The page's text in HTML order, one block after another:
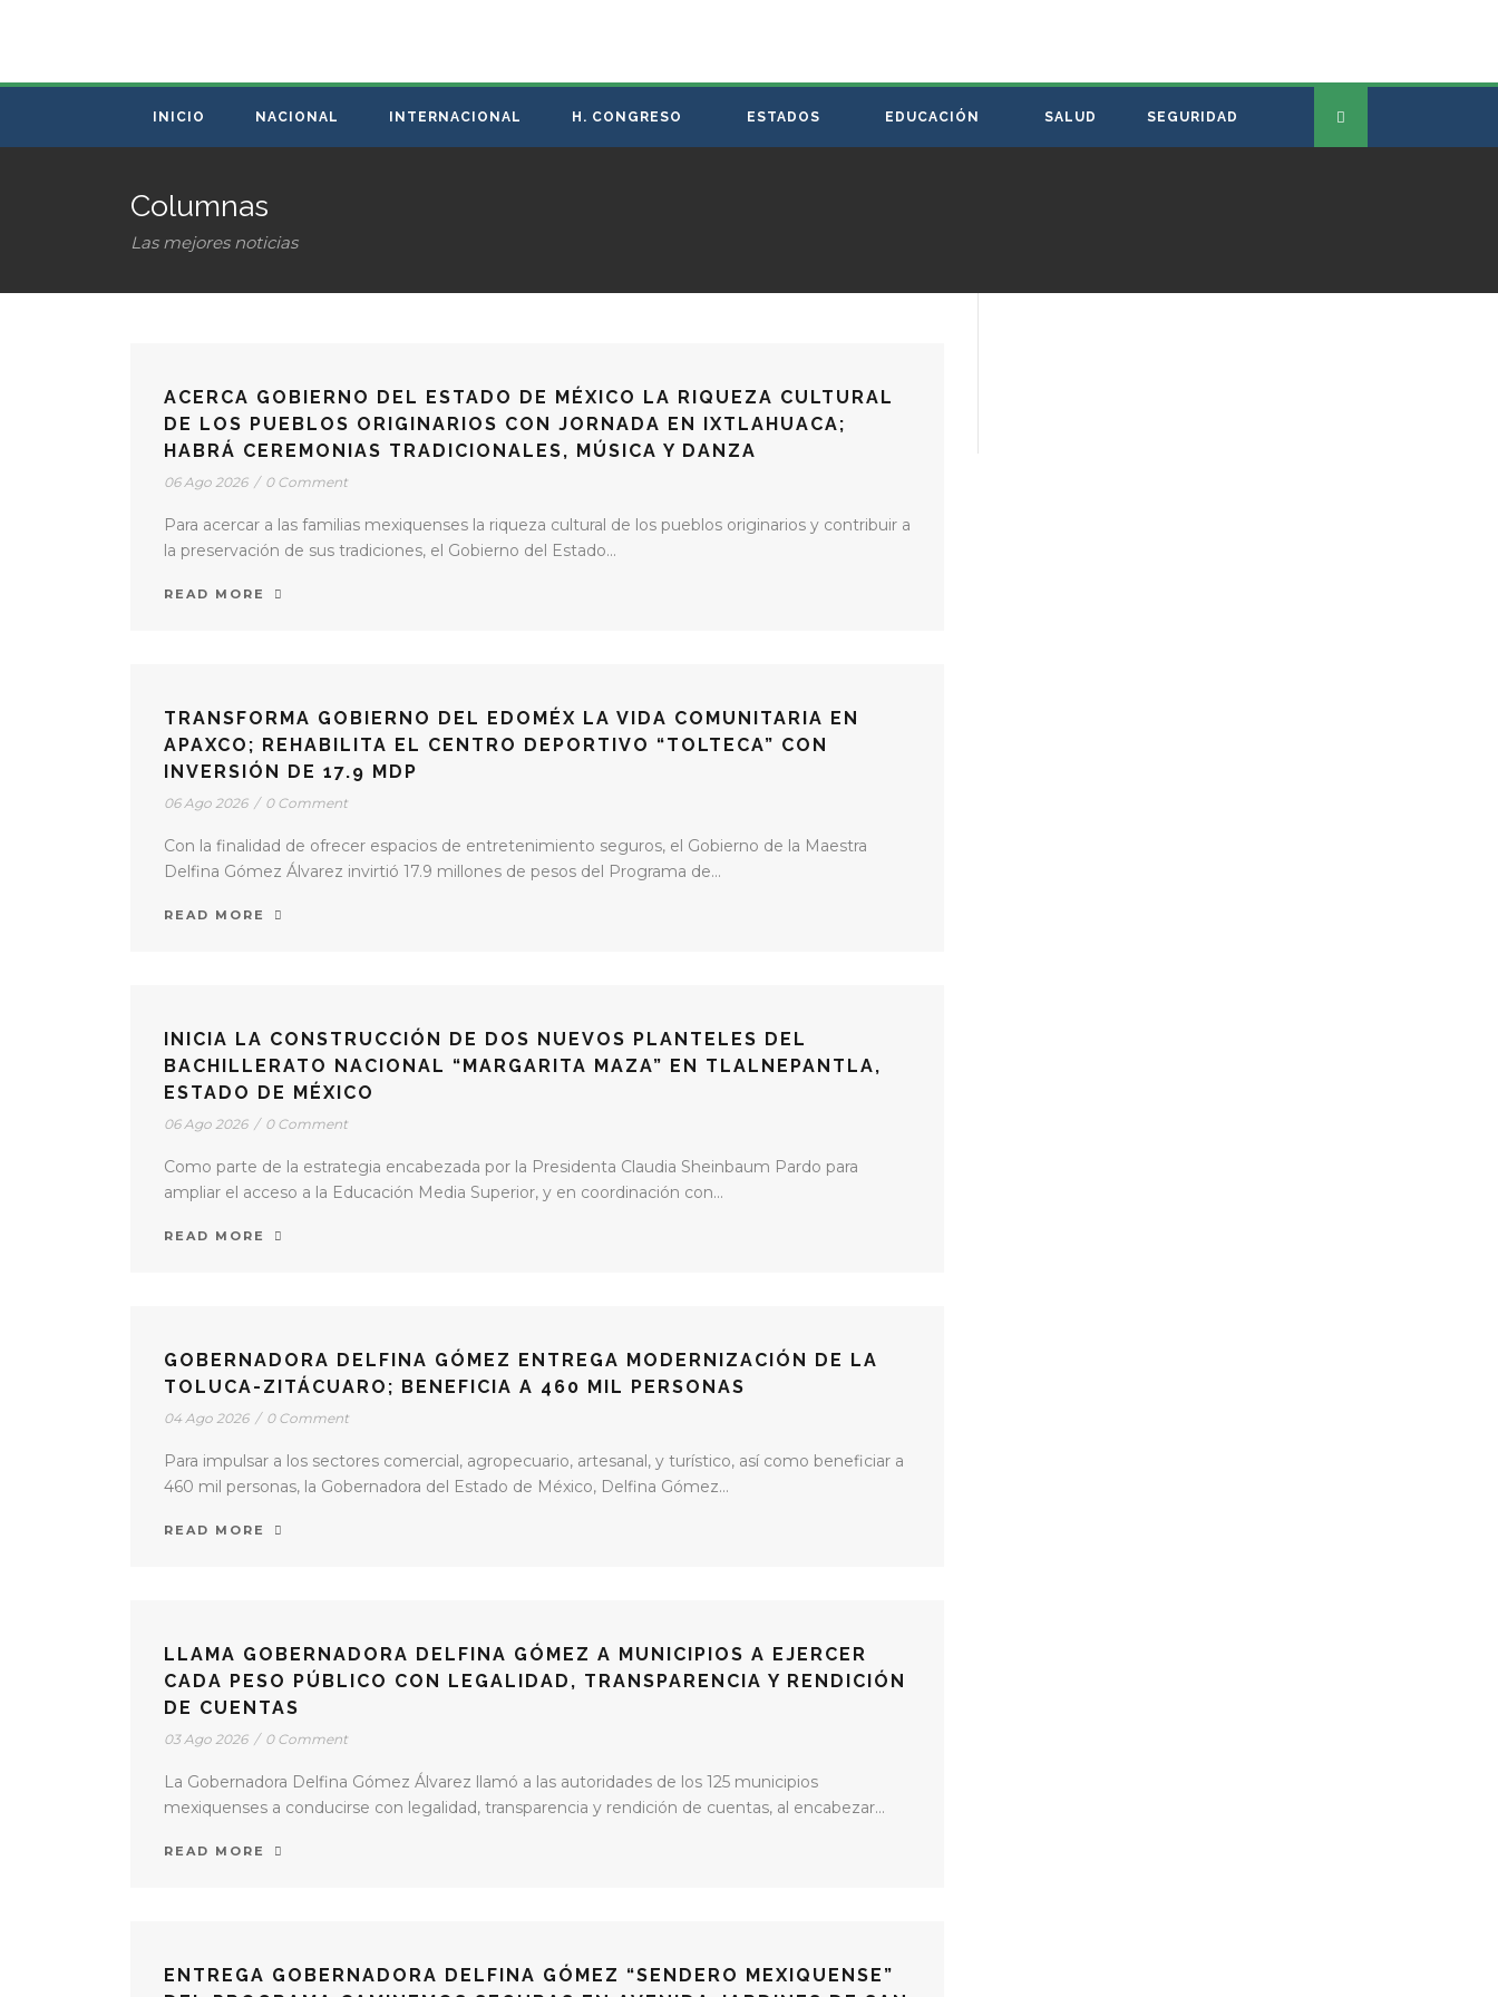
INICIO NACIONAL INTERNACIONAL H. CONGRESO ESTADOS EDUCACIÓN SALUD SEGURIDAD
Columnas
Las mejores noticias
ACERCA GOBIERNO DEL ESTADO DE MÉXICO LA RIQUEZA CULTURAL
DE LOS PUEBLOS ORIGINARIOS CON JORNADA EN IXTLAHUACA;
HABRÁ CEREMONIAS TRADICIONALES, MÚSICA Y DANZA
06 Ago 2026 / 0 Comment
Para acercar a las familias mexiquenses la riqueza cultural de los pueblos originarios y contribuir a
la preservación de sus tradiciones, el Gobierno del Estado...
READ MORE
TRANSFORMA GOBIERNO DEL EDOMÉX LA VIDA COMUNITARIA EN
APAXCO; REHABILITA EL CENTRO DEPORTIVO “TOLTECA” CON
INVERSIÓN DE 17.9 MDP
06 Ago 2026 / 0 Comment
Con la finalidad de ofrecer espacios de entretenimiento seguros, el Gobierno de la Maestra
Delfina Gómez Álvarez invirtió 17.9 millones de pesos del Programa de...
READ MORE
INICIA LA CONSTRUCCIÓN DE DOS NUEVOS PLANTELES DEL
BACHILLERATO NACIONAL “MARGARITA MAZA” EN TLALNEPANTLA,
ESTADO DE MÉXICO
06 Ago 2026 / 0 Comment
Como parte de la estrategia encabezada por la Presidenta Claudia Sheinbaum Pardo para
ampliar el acceso a la Educación Media Superior, y en coordinación con...
READ MORE
GOBERNADORA DELFINA GÓMEZ ENTREGA MODERNIZACIÓN DE LA
TOLUCA-ZITÁCUARO; BENEFICIA A 460 MIL PERSONAS
04 Ago 2026 / 0 Comment
Para impulsar a los sectores comercial, agropecuario, artesanal, y turístico, así como beneficiar a
460 mil personas, la Gobernadora del Estado de México, Delfina Gómez...
READ MORE
LLAMA GOBERNADORA DELFINA GÓMEZ A MUNICIPIOS A EJERCER
CADA PESO PÚBLICO CON LEGALIDAD, TRANSPARENCIA Y RENDICIÓN
DE CUENTAS
03 Ago 2026 / 0 Comment
La Gobernadora Delfina Gómez Álvarez llamó a las autoridades de los 125 municipios
mexiquenses a conducirse con legalidad, transparencia y rendición de cuentas, al encabezar...
READ MORE
ENTREGA GOBERNADORA DELFINA GÓMEZ “SENDERO MEXIQUENSE”